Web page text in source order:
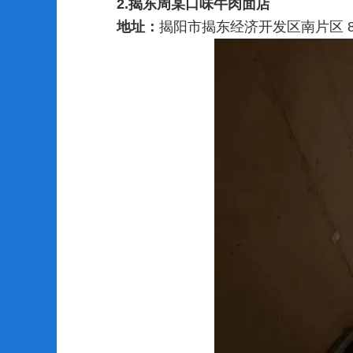
2.揭东周某口味牛肉面店
地址： 揭阳市揭东经济开发区南片区